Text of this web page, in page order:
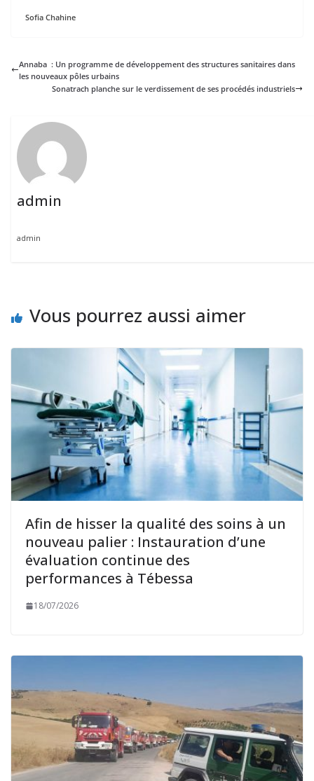
Sofia Chahine
Annaba : Un programme de développement des structures sanitaires dans
les nouveaux pôles urbains
Sonatrach planche sur le verdissement de ses procédés industriels
admin
admin
Vous pourrez aussi aimer
Afin de hisser la qualité des soins à un
nouveau palier : Instauration d’une
évaluation continue des
performances à Tébessa
18/07/2026